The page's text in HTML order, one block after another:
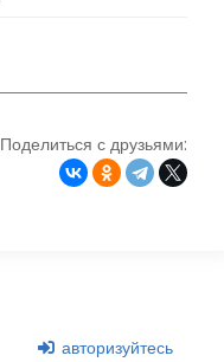
Поделиться с друзьями:
авторизуйтесь